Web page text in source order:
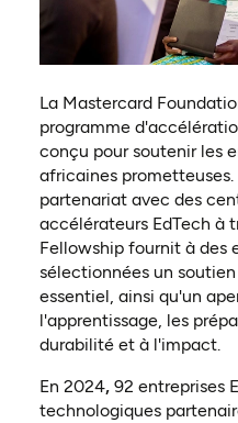
La Mastercard
programme
conçu pour soutenir les
africaines
partenariat avec des
accélérateurs EdTech à
Fellowship fournit à des
sélectionnées un
essentiel, ainsi qu'un
l'apprentissage, les
durabilité et à l'impact.
En 2024,92 entreprises
technologiques